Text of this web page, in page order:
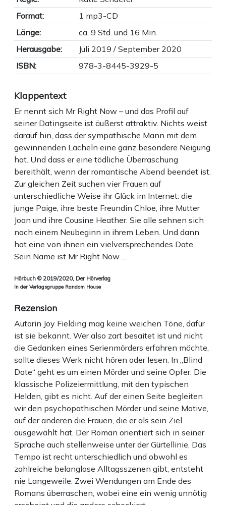
Format:
1 mp3-CD
Länge:
ca. 9 Std. und 16 Min.
Herausgabe:
Juli 2019 / September 2020
ISBN:
978-3-8445-3929-5
Klappentext
Er nennt sich Mr Right Now – und das Profil auf
seiner Datingseite ist äußerst attraktiv. Nichts weist
darauf hin, dass der sympathische Mann mit dem
gewinnenden Lächeln eine ganz besondere Neigung
hat. Und dass er eine tödliche Überraschung
bereithält, wenn der romantische Abend beendet ist.
Zur gleichen Zeit suchen vier Frauen auf
unterschiedliche Weise ihr Glück im Internet: die
junge Paige, ihre beste Freundin Chloe, ihre Mutter
Joan und ihre Cousine Heather. Sie alle sehnen sich
nach einem Neubeginn in ihrem Leben. Und dann
hat eine von ihnen ein vielversprechendes Date.
Sein Name ist Mr Right Now …
Hörbuch © 2019/2020, Der Hörverlag
In der Verlagsgruppe Random House
Rezension
Autorin Joy Fielding mag keine weichen Töne, dafür
ist sie bekannt. Wer also zart besaitet ist und nicht
die Gedanken eines Serienmörders erfahren möchte,
sollte dieses Werk nicht hören oder lesen. In „Blind
Date“ geht es um einen Mörder und seine Opfer. Die
klassische Polizeiermittlung, mit den typischen
Helden, gibt es nicht. Auf der einen Seite begleiten
wir den psychopathischen Mörder und seine Motive,
auf der anderen die Frauen, die er als sein Ziel
ausgewählt hat. Der Roman orientiert sich in seiner
Sprache auch stellenweise unter der Gürtellinie. Das
Tempo ist recht unterschiedlich und obwohl es
zahlreiche belanglose Alltagsszenen gibt, entsteht
nie Langeweile. Zwei Wendungen am Ende des
Romans überraschen, wobei eine ein wenig unnötig